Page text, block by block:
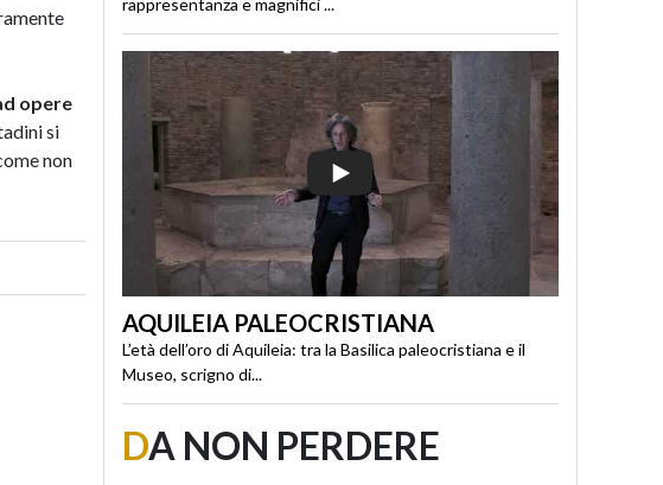
opere
si
non
AQUILEIA PALEOCRISTIANA
L’età dell’oro di Aquileia: tra la Basilica paleocristiana e il
Museo, scrigno di...
DA NON PERDERE